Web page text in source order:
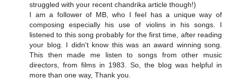
struggled with your recent chandrika article though!)
I am a follower of MB, who I feel has a unique way of
composing especially his use of violins in his songs. I
listened to this song probably for the first time, after reading
your blog. I didn't know this was an award winning song.
This then made me listen to songs from other music
directors, from films in 1983. So, the blog was helpful in
more than one way, Thank you.